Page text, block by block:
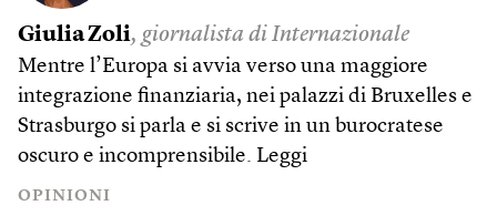
Giulia Zoli, giornalista di Internazionale
Mentre l’Europa si avvia verso una maggiore
integrazione finanziaria, nei palazzi di Bruxelles e
Strasburgo si parla e si scrive in un burocratese
oscuro e incomprensibile. Leggi
OPINIONI